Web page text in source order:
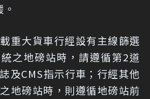
重大貨車行經設有主線篩選
之地磅站時，請遵循第2道
及CMS指示行車；行經其他
地磅站時，則遵循地磅站前